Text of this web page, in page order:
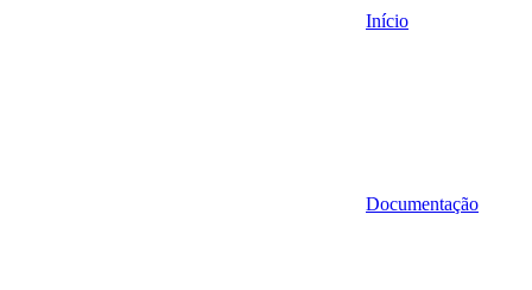
Início
Documentação